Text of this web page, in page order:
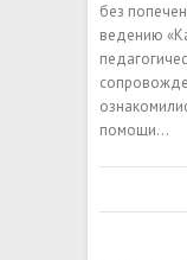
без
ведению
помощи…